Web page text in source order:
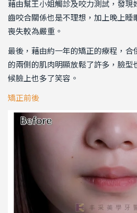
藉由幫王小姐觸診及咬力測試，發現
齒咬合關係也是不理想，加上晚上睡
喪失較為嚴重。
最後，藉由約一年的矯正的療程，
的兩側的肌肉明顯放鬆了許多，臉
候臉上也多了笑容。
矯正前後